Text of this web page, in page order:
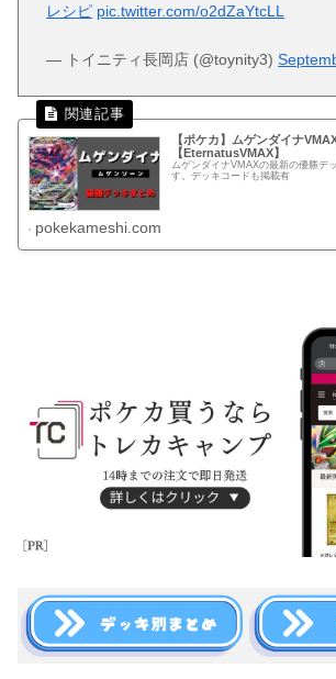
レシピ pic.twitter.com/o2dZaYtcLL
— トイニティ長岡店 (@toynity3)
【ポケカ】ムゲンダイナ
【EternatusVMAX】
ムゲンダイナVMAXの最新の優勝デ
す。デッキコードも掲載有
pokekameshi.com